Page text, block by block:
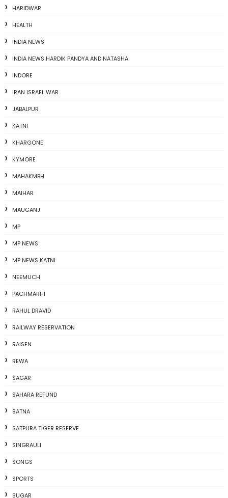
HARIDWAR
HEALTH
INDIA NEWS
INDIA NEWS HARDIK PANDYA AND NATASHA
INDORE
IRAN ISRAEL WAR
JABALPUR
KATNI
KHARGONE
KYMORE
MAHAKMBH
MAIHAR
MAUGANJ
MP
MP NEWS
MP NEWS KATNI
NEEMUCH
PACHMARHI
RAHUL DRAVID
RAILWAY RESERVATION
RAISEN
REWA
SAGAR
SAHARA REFUND
SATNA
SATPURA TIGER RESERVE
SINGRAULI
SONGS
SPORTS
SUGAR